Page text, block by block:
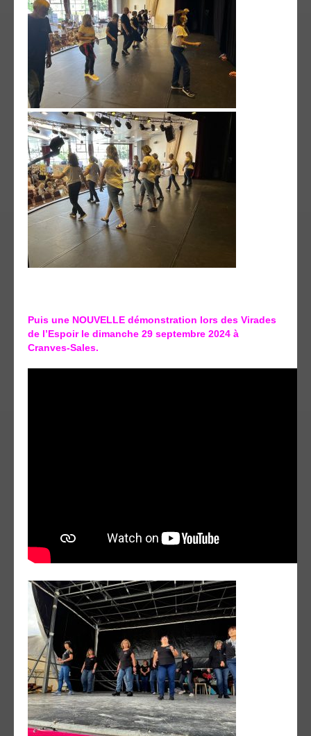
Puis une NOUVELLE démonstration lors des Virades
de l’Espoir le dimanche 29 septembre 2024 à
Cranves-Sales.